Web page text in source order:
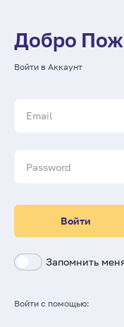
Добро
Войти в Аккаунт
Войти
Запомнить
Войти с помощью: